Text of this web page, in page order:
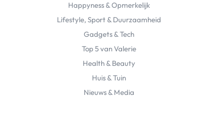
Happyness & Opmerkelijk
Lifestyle, Sport & Duurzaamheid
Gadgets & Tech
Top 5 van Valerie
Health & Beauty
Huis & Tuin
Nieuws & Media